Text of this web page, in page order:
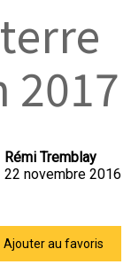
2017
Rémi Tremblay
22 novembre 2016
Ajouter au favoris